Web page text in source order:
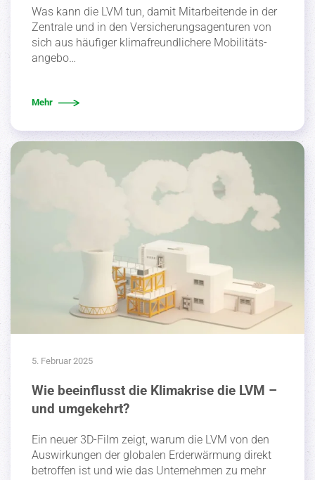
Was kann die LVM tun, damit Mitar­bei­tende in der
Zentrale und in den Versi­che­rungs­agen­turen von
sich aus häufiger klima­freund­li­chere Mobili­täts­
angebo…
Mehr
5. Februar 2025
Wie beeinflusst die Klimakrise die LVM –
und umgekehrt?
Ein neuer 3D-Film zeigt, warum die LVM von den
Auswir­kungen der globalen Erder­wärmung direkt
betroffen ist und wie das Unter­nehmen zu mehr